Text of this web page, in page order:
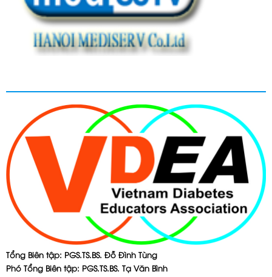
Tổng Biên tập: PGS.TS.BS. Đỗ Đình Tùng
Phó Tổng Biên tập: PGS.TS.BS. Tạ Văn Bình